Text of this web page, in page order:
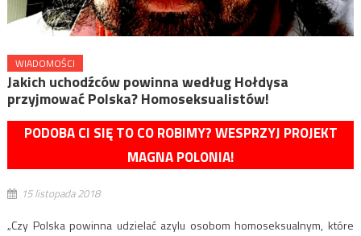
WIADOMOŚCI
Jakich uchodźców powinna według Hołdysa
przyjmować Polska? Homoseksualistów!
PODOBA CI SIĘ TO CO ROBIMY? WESPRZYJ PROJEKT
MAGNA POLONIA!
15 listopada 2018
„Czy Polska powinna udzielać azylu osobom homoseksualnym, które